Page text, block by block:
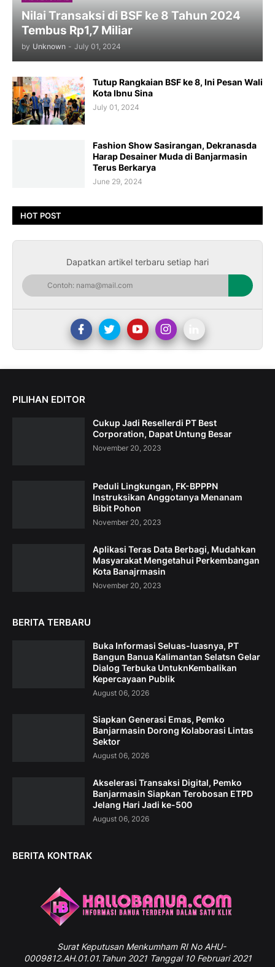
Nilai Transaksi di BSF ke 8 Tahun 2024
Tembus Rp1,7 Miliar
by Unknown - July 01, 2024
Tutup Rangkaian BSF ke 8, Ini Pesan Wali
Kota Ibnu Sina
July 01, 2024
Fashion Show Sasirangan, Dekranasda
Harap Desainer Muda di Banjarmasin
Terus Berkarya
June 29, 2024
HOT POST
Dapatkan artikel terbaru setiap hari
PILIHAN EDITOR
Cukup Jadi Resellerdi PT Best
Corporation, Dapat Untung Besar
November 20, 2023
Peduli Lingkungan, FK-BPPPN
Instruksikan Anggotanya Menanam
Bibit Pohon
November 20, 2023
Aplikasi Teras Data Berbagi, Mudahkan
Masyarakat Mengetahui Perkembangan
Kota Banajrmasin
November 20, 2023
BERITA TERBARU
Buka Informasi Seluas-luasnya, PT
Bangun Banua Kalimantan Selatsn Gelar
Dialog Terbuka UntuknKembalikan
Kepercayaan Publik
August 06, 2026
Siapkan Generasi Emas, Pemko
Banjarmasin Dorong Kolaborasi Lintas
Sektor
August 06, 2026
Akselerasi Transaksi Digital, Pemko
Banjarmasin Siapkan Terobosan ETPD
Jelang Hari Jadi ke-500
August 06, 2026
BERITA KONTRAK
SuratKeputusan Menkumham RI No AHU-
0009812.AH.01.01.Tahun 2021 Tanggal 10 Februari 2021